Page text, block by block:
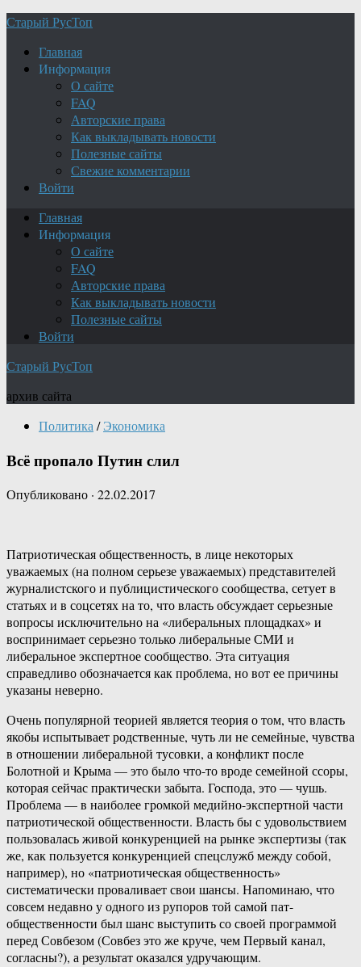
Старый РусТоп
Главная
Информация
О сайте
FAQ
Авторские права
Как выкладывать новости
Полезные сайты
Свежие комментарии
Войти
Главная
Информация
О сайте
FAQ
Авторские права
Как выкладывать новости
Полезные сайты
Войти
Старый РусТоп
архив сайта
Политика / Экономика
Всё пропало Путин слил
Опубликовано · 22.02.2017
Патриотическая общественность, в лице некоторых
уважаемых (на полном серьезе уважаемых) представителей
журналистского и публицистического сообщества, сетует в
статьях и в соцсетях на то, что власть обсуждает серьезные
вопросы исключительно на «либеральных площадках» и
воспринимает серьезно только либеральные СМИ и
либеральное экспертное сообщество. Эта ситуация
справедливо обозначается как проблема, но вот ее причины
указаны неверно.
Очень популярной теорией является теория о том, что власть
якобы испытывает родственные, чуть ли не семейные, чувства
в отношении либеральной тусовки, а конфликт после
Болотной и Крыма — это было что-то вроде семейной ссоры,
которая сейчас практически забыта. Господа, это — чушь.
Проблема — в наиболее громкой медийно-экспертной части
патриотической общественности. Власть бы с удовольствием
пользовалась живой конкуренцией на рынке экспертизы (так
же, как пользуется конкуренцией спецслужб между собой,
например), но «патриотическая общественность»
систематически проваливает свои шансы. Напоминаю, что
совсем недавно у одного из рупоров той самой пат-
общественности был шанс выступить со своей программой
перед Совбезом (Совбез это же круче, чем Первый канал,
согласны?), а результат оказался удручающим.